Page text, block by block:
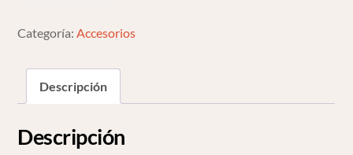
Alto
Redondo
Categoría: Accesorios
Descripción
Descripción